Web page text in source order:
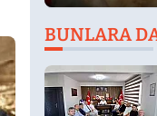
BUNLARA